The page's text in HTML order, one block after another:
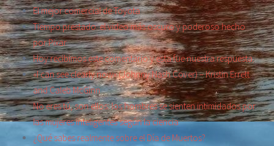
El mejor comercial de Toyota
Tiempo prestado: el video más oscuro y poderoso hecho
por Pixar
Hoy recibimos este comentario y esta fue nuestra respuesta.
«I can see clearly now» (Johnny Nash Cover) – Kristin Errett
and Caleb McGinn
No eres tú, son ellos: los hombres se sienten intimidados por
las mujeres inteligentes según la ciencia
¿Qué sabes realmente sobre el Día de Muertos?